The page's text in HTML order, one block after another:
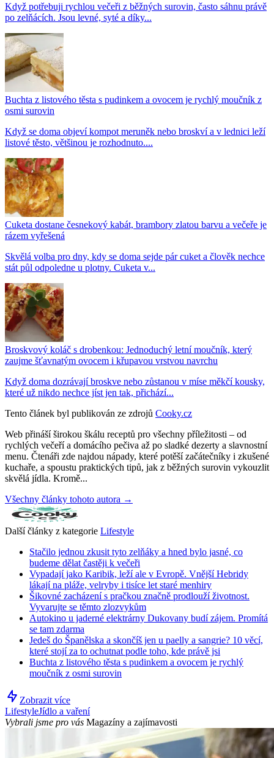
Když potřebuji rychlou večeři z běžných surovin, často sáhnu právě
po zelňácích. Jsou levné, syté a díky...
Buchta z listového těsta s pudinkem a ovocem je rychlý moučník z
osmi surovin
Když se doma objeví kompot meruněk nebo broskví a v lednici leží
listové těsto, většinou je rozhodnuto....
Cuketa dostane česnekový kabát, brambory zlatou barvu a večeře je
rázem vyřešená
Skvělá volba pro dny, kdy se doma sejde pár cuket a člověk nechce
stát půl odpoledne u plotny. Cuketa v...
Broskvový koláč s drobenkou: Jednoduchý letní moučník, který
zaujme šťavnatým ovocem i křupavou vrstvou navrchu
Když doma dozrávají broskve nebo zůstanou v míse měkčí kousky,
které už nikdo nechce jíst jen tak, přichází...
Tento článek byl publikován ze zdrojů Cooky.cz
Web přináší širokou škálu receptů pro všechny příležitosti – od
rychlých večeří a domácího pečiva až po sladké dezerty a slavnostní
menu. Čtenáři zde najdou nápady, které potěší začátečníky i zkušené
kuchaře, a spoustu praktických tipů, jak z běžných surovin vykouzlit
skvělá jídla. Kromě...
Všechny články tohoto autora →
Další články z kategorie Lifestyle
Stačilo jednou zkusit tyto zelňáky a hned bylo jasné, co
budeme dělat častěji k večeři
Vypadají jako Karibik, leží ale v Evropě. Vnější Hebridy
lákají na pláže, velryby i tisíce let staré menhiry
Šikovné zacházení s pračkou značně prodlouží životnost.
Vyvarujte se těmto zlozvykům
Autokino u jaderné elektrárny Dukovany budí zájem. Promítá
se tam zdarma
Jedeš do Španělska a skončíš jen u paelly a sangrie? 10 věcí,
které stojí za to ochutnat podle toho, kde právě jsi
Buchta z listového těsta s pudinkem a ovocem je rychlý
moučník z osmi surovin
Zobrazit více
LifestyleJídlo a vaření
Vybrali jsme pro vás Magazíny a zajímavosti